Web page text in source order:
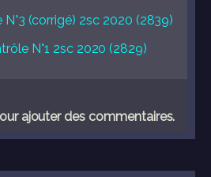
(corrigé) 2sc 2020 (2839)
N°1 2sc 2020 (2829)
ajouter des commentaires.